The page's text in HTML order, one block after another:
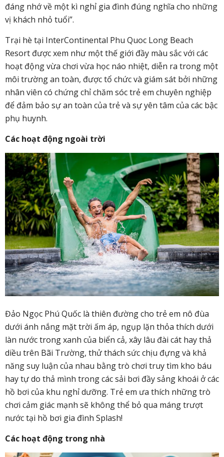
đáng nhớ về một kì nghỉ gia đình đúng nghĩa cho những
vị khách nhỏ tuổi”.
Trại hè tại InterContinental Phu Quoc Long Beach
Resort được xem như một thế giới đầy màu sắc với các
hoạt động vừa chơi vừa học náo nhiệt, diễn ra trong một
môi trường an toàn, được tổ chức và giám sát bởi những
nhân viên có chứng chỉ chăm sóc trẻ em chuyên nghiệp
để đảm bảo sự an toàn của trẻ và sự yên tâm của các bậc
phụ huynh.
Các hoạt động ngoài trời
Đảo Ngọc Phú Quốc là thiên đường cho trẻ em nô đùa
dưới ánh nắng mặt trời ấm áp, ngụp lặn thỏa thích dưới
làn nước trong xanh của biển cả, xây lâu đài cát hay thả
diều trên Bãi Trường, thử thách sức chịu đựng và khả
năng suy luận của nhau bằng trò chơi truy tìm kho báu
hay tự do thả mình trong các sải bơi đầy sảng khoái ở các
hồ bơi của khu nghỉ dưỡng. Trẻ em ưa thích những trò
chơi cảm giác mạnh sẽ không thể bỏ qua máng trượt
nước tại hồ bơi gia đình Splash!
Các hoạt động trong nhà